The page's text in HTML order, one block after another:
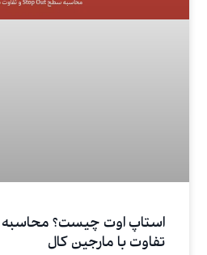
تفاوت با مارجین کال